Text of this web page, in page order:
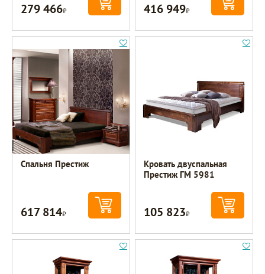
279 466Р 416 949Р
Спальня Престиж
617 814Р
Кровать двуспальная
Престиж ГМ 5981
105 823Р